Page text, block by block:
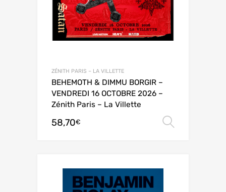
ZÉNITH PARIS – LA VILLETTE
BEHEMOTH & DIMMU BORGIR –
VENDREDI 16 OCTOBRE 2026 –
Zénith Paris – La Villette
58,70€